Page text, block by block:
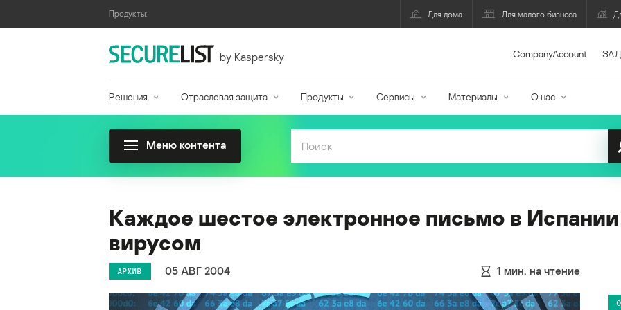
Продукты: Для дома Для малого бизнеса
by Kaspersky CompanyAccount
Решения Отраслевая защита Продукты Сервисы Материалы О нас
Меню контента
Каждое шестое электронное письмо в
вирусом
АРХИВ 05 АВГ 2004 1 мин. на чтение